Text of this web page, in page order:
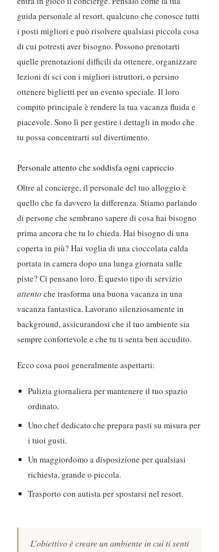
guida personale al resort, qualcuno che conosce tutti
i posti migliori e può risolvere qualsiasi piccola cosa
di cui potresti aver bisogno. Possono prenotarti
quelle prenotazioni difficili da ottenere, organizzare
lezioni di sci con i migliori istruttori, o persino
ottenere biglietti per un evento speciale.Il loro
compito principale è rendere la tua vacanza fluida e
piacevole. Sono lì per gestire i dettagli in modo che
tu possa concentrarti sul divertimento.
Personale attento che soddisfa ogni capriccio
Oltre al concierge, il personale del tuo alloggio è
quello che fa davvero la differenza. Stiamo parlando
di persone che sembrano sapere di cosa hai bisogno
prima ancora che tu lo chieda. Hai bisogno di una
coperta in più? Hai voglia di una cioccolata calda
portata in camera dopo una lunga giornata sulle
piste? Ci pensano loro. È questo tipo di servizio
attento che trasforma una buona vacanza in una
vacanza fantastica. Lavorano silenziosamente in
background, assicurandosi che il tuo ambiente sia
sempre confortevole e che tu ti senta ben accudito.
Ecco cosa puoi generalmente aspettarti:
Pulizia giornaliera per mantenere il tuo spazio
ordinato.
Uno chef dedicato che prepara pasti su misura per
i tuoi gusti.
Un maggiordomo a disposizione per qualsiasi
richiesta, grande o piccola.
Trasporto con autista per spostarsi nel resort.
L’obiettivo è creare un ambiente in cui ti senti